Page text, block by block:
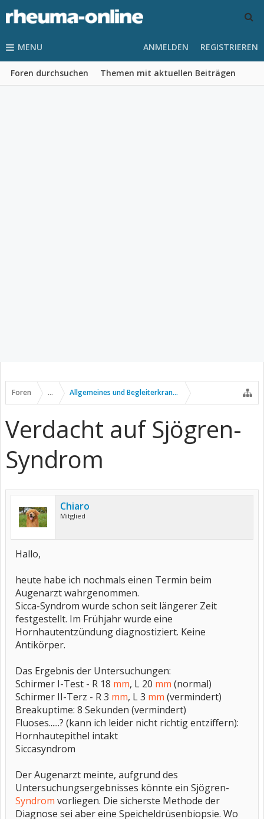
MENU
Foren durchsuchen Themen mit aktuellen Beiträgen
ANMELDEN REGISTRIEREN
Foren ... Allgemeines und Begleiterkrankungen
Verdacht auf Sjögren-
Syndrom
Chiaro
Mitglied
Hallo,
heute habe ich nochmals einen Termin beim
Augenarzt wahrgenommen.
Sicca-Syndrom wurde schon seit längerer Zeit
festgestellt. Im Frühjahr wurde eine
Hornhautentzündung diagnostiziert. Keine
Antikörper.
Das Ergebnis der Untersuchungen:
Schirmer I-Test - R 18 mm, L 20 mm (normal)
Schirmer II-Terz - R 3 mm, L 3 mm (vermindert)
Breakuptime: 8 Sekunden (vermindert)
Fluoses......? (kann ich leider nicht richtig entziffern):
Hornhautepithel intakt
Siccasyndrom
Der Augenarzt meinte, aufgrund des
Untersuchungsergebnisses könnte ein Sjögren-
Syndrom vorliegen. Die sicherste Methode der
Diagnose sei aber eine Speicheldrüsenbiopsie. Wo